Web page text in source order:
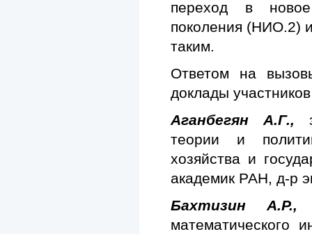
переход в новое
поколения (НИО.2)
таким.
Ответом на
доклады
Аганбегян А.Г.,
теории и
хозяйства и
академик РАН, д-р
Бахтизин А.Р.,
математического